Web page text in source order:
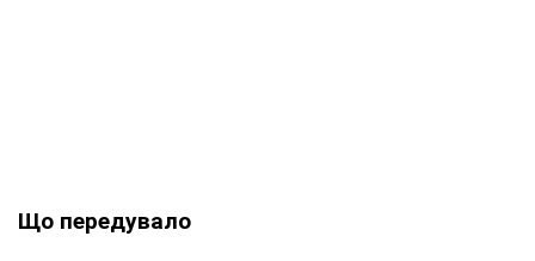
Що передувало